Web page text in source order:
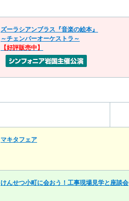
ズーラシアンブラス『音楽の絵本』
～チェンバーオーケストラ～
【好評販売中】
マキタフェア
けんせつ小町に会おう！工事現場見学と座談会